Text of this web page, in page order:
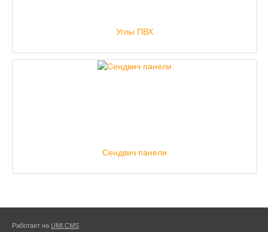
Углы ПВХ
Сендвич панели
Работает на UMI.CMS